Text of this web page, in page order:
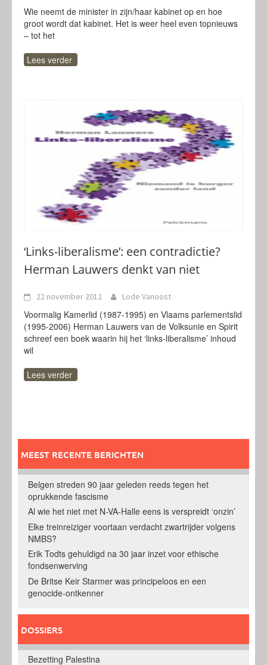
Wie neemt de minister in zijn/haar kabinet op en hoe
groot wordt dat kabinet. Het is weer heel even topnieuws
– tot het
Lees verder
‘Links-liberalisme’: een contradictie?
Herman Lauwers denkt van niet
22 november 2012 Lode Vanoost
Voormalig Kamerlid (1987-1995) en Vlaams parlementslid
(1995-2006) Herman Lauwers van de Volksunie en Spirit
schreef een boek waarin hij het ‘links-liberalisme’ inhoud
wil
Lees verder
MEEST RECENTE BERICHTEN
Belgen streden 90 jaar geleden reeds tegen het
oprukkende fascisme
Al wie het niet met N-VA-Halle eens is verspreidt ‘onzin’
Elke treinreiziger voortaan verdacht zwartrijder volgens
NMBS?
Erik Todts gehuldigd na 30 jaar inzet voor ethische
fondsenwerving
De Britse Keir Starmer was principeloos en een
genocide-ontkenner
DOSSIERS
Bezetting Palestina